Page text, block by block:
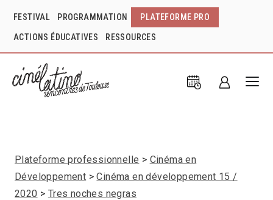
FESTIVAL PROGRAMMATION PLATEFORME PRO
ACTIONS ÉDUCATIVES RESSOURCES
Plateforme professionnelle
Cinéma en
Développement
Cinéma en développement 15 /
2020
Tres noches negras